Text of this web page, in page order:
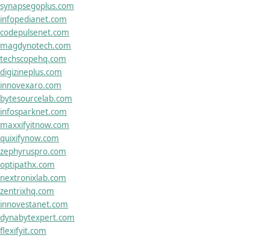
synapsegoplus.com
infopedianet.com
codepulsenet.com
magdynotech.com
techscopehq.com
digizineplus.com
innovexaro.com
bytesourcelab.com
infosparknet.com
maxxifyitnow.com
quixifynow.com
zephyruspro.com
optipathx.com
nextronixlab.com
zentrixhq.com
innovestanet.com
dynabytexpert.com
flexifyit.com